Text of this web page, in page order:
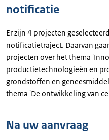
notificatie
Er zijn 4 projecten
notificatietraject. Daarvan
projecten over het thema
productietechnologieën en
grondstoffen en
thema 'De ontwikkeling van
Na uw aanvraag